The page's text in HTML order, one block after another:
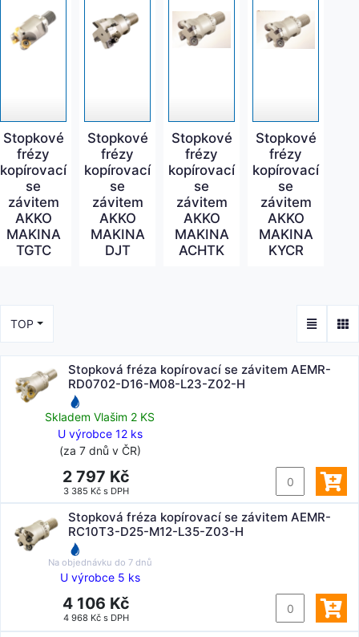
Stopkové
frézy
kopírovací
se
závitem
AKKO
MAKINA
TGTC
Stopkové
frézy
kopírovací
se
závitem
AKKO
MAKINA
DJT
Stopkové
frézy
kopírovací
se
závitem
AKKO
MAKINA
ACHTK
Stopkové
frézy
kopírovací
se
závitem
AKKO
MAKINA
KYCR
TOP
Stopková fréza kopírovací se závitem AEMR-
RD0702-D16-M08-L23-Z02-H
Skladem Vlašim 2 KS
U výrobce 12 ks
(za 7 dnů v ČR)
2 797 Kč
3 385 Kč s DPH
Stopková fréza kopírovací se závitem AEMR-
RC10T3-D25-M12-L35-Z03-H
Na objednávku do 7 dnů
U výrobce 5 ks
4 106 Kč
4 968 Kč s DPH